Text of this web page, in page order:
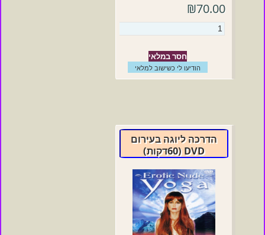
₪70.00
חסר במלאי
הודיעו לי כשישוב למלאי
הדרכה ליוגה בעירום
DVD (60דקות)